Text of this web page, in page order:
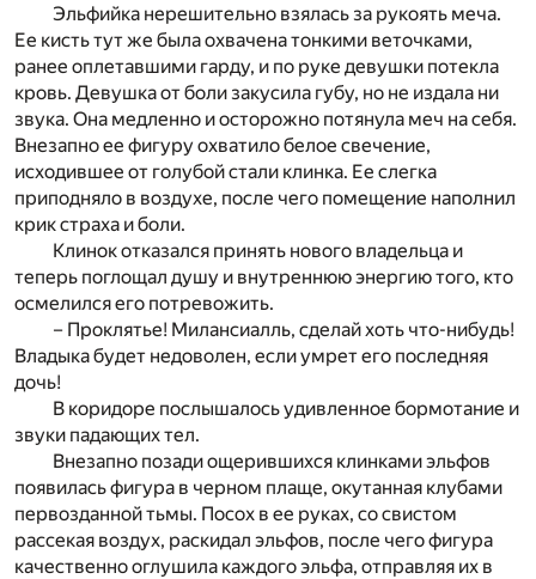
Эльфийка нерешительно взялась за рукоять меча.
Ее кисть тут же была охвачена тонкими веточками,
ранее оплетавшими гарду, и по руке девушки потекла
кровь. Девушка от боли закусила губу, но не издала ни
звука. Она медленно и осторожно потянула меч на себя.
Внезапно ее фигуру охватило белое свечение,
исходившее от голубой стали клинка. Ее слегка
приподняло в воздухе, после чего помещение наполнил
крик страха и боли.
Клинок отказался принять нового владельца и
теперь поглощал душу и внутреннюю энергию того, кто
осмелился его потревожить.
– Проклятье! Милансиалль, сделай хоть что-нибудь!
Владыка будет недоволен, если умрет его последняя
дочь!
В коридоре послышалось удивленное бормотание и
звуки падающих тел.
Внезапно позади ощерившихся клинками эльфов
появилась фигура в черном плаще, окутанная клубами
первозданной тьмы. Посох в ее руках, со свистом
рассекая воздух, раскидал эльфов, после чего фигура
качественно оглушила каждого эльфа, отправляя их в